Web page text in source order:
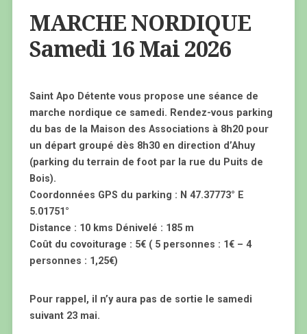
MARCHE NORDIQUE
Samedi 16 Mai 2026
Saint Apo Détente vous propose une séance de
marche nordique ce samedi. Rendez-vous parking
du bas de la Maison des Associations à 8h20 pour
un départ groupé dès 8h30 en direction d’Ahuy
(parking du terrain de foot par la rue du Puits de
Bois).
Coordonnées GPS du parking : N 47.37773° E
5.01751°
Distance : 10 kms Dénivelé : 185 m
Coût du covoiturage : 5€ ( 5 personnes : 1€ – 4
personnes : 1,25€)
Pour rappel, il n’y aura pas de sortie le samedi
suivant 23 mai.